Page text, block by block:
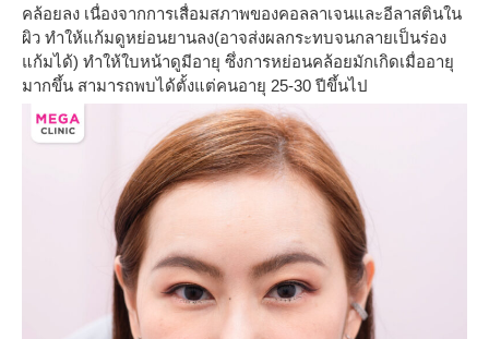
คล้อยลง เนื่องจากการเสื่อมสภาพของคอลลาเจนและอีลาสตินใน
ผิว ทำให้แก้มดูหย่อนยานลง(อาจส่งผลกระทบจนกลายเป็นร่อง
แก้มได้) ทำให้ใบหน้าดูมีอายุ ซึ่งการหย่อนคล้อยมักเกิดเมื่ออายุ
มากขึ้น สามารถพบได้ตั้งแต่คนอายุ 25-30 ปีขึ้นไป